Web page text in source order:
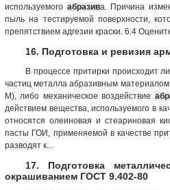
используемого абразива. Причина
пыль на тестируемой поверхности,
препятствием адгезии краски. 6.4
16. Подготовка и ревизия
В процессе притирки происходит
частиц металла абразивным
М), либо механическое воздействие
действием вещества, используемого в
относятся олеиновая и стеариновая
пасты ГОИ, применяемой в качестве
разводят к...
17. Подготовка
окрашиванием ГОСТ 9.402-80